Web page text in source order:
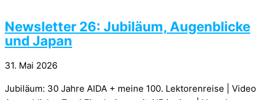
Newsletter 26: Jubiläum, Augenblicke
und Japan
31. Mai 2026
Jubiläum: 30 Jahre AIDA + meine 100. Lektorenreise | Video